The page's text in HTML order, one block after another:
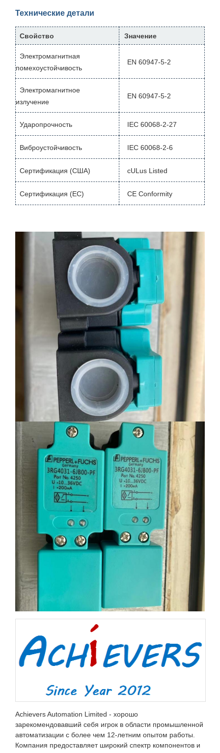
Технические детали
Свойство Значение
Электромагнитная
помехоустойчивость
EN 60947-5-2
Электромагнитное
излучение
EN 60947-5-2
Ударопрочность IEC 60068-2-27
Виброустойчивость IEC 60068-2-6
Сертификация (США) cULus Listed
Сертификация (ЕС) CE Conformity
Achievers Automation Limited - хорошо
зарекомендовавший себя игрок в области промышленной
автоматизации с более чем 12-летним опытом работы.
Компания предоставляет широкий спектр компонентов и